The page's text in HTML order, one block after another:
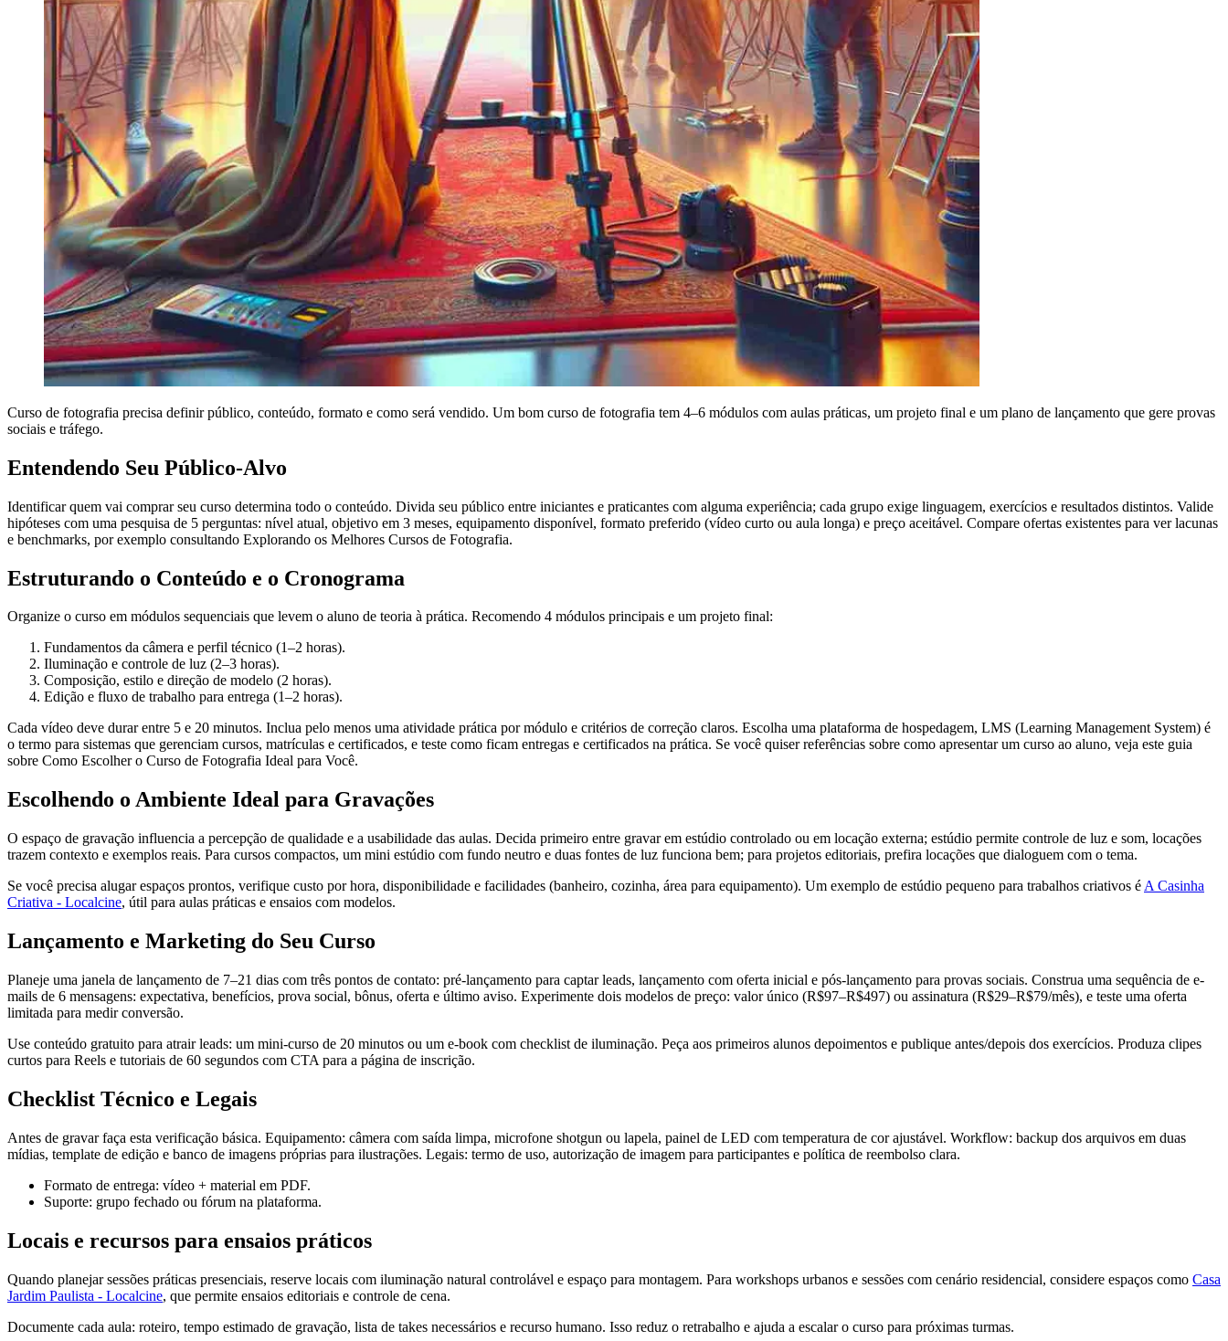
Curso de fotografia precisa definir público, conteúdo, formato e como será vendido. Um bom curso de fotografia tem 4–6 módulos com aulas práticas, um projeto final e um plano de lançamento que gere provas
sociais e tráfego.
Entendendo Seu Público-Alvo
Identificar quem vai comprar seu curso determina todo o conteúdo. Divida seu público entre iniciantes e praticantes com alguma experiência; cada grupo exige linguagem, exercícios e resultados distintos. Valide
hipóteses com uma pesquisa de 5 perguntas: nível atual, objetivo em 3 meses, equipamento disponível, formato preferido (vídeo curto ou aula longa) e preço aceitável. Compare ofertas existentes para ver lacunas
e benchmarks, por exemplo consultando Explorando os Melhores Cursos de Fotografia.
Estruturando o Conteúdo e o Cronograma
Organize o curso em módulos sequenciais que levem o aluno de teoria à prática. Recomendo 4 módulos principais e um projeto final:
Fundamentos da câmera e perfil técnico (1–2 horas).
Iluminação e controle de luz (2–3 horas).
Composição, estilo e direção de modelo (2 horas).
Edição e fluxo de trabalho para entrega (1–2 horas).
Cada vídeo deve durar entre 5 e 20 minutos. Inclua pelo menos uma atividade prática por módulo e critérios de correção claros. Escolha uma plataforma de hospedagem, LMS (Learning Management System) é
o termo para sistemas que gerenciam cursos, matrículas e certificados, e teste como ficam entregas e certificados na prática. Se você quiser referências sobre como apresentar um curso ao aluno, veja este guia
sobre Como Escolher o Curso de Fotografia Ideal para Você.
Escolhendo o Ambiente Ideal para Gravações
O espaço de gravação influencia a percepção de qualidade e a usabilidade das aulas. Decida primeiro entre gravar em estúdio controlado ou em locação externa; estúdio permite controle de luz e som, locações
trazem contexto e exemplos reais. Para cursos compactos, um mini estúdio com fundo neutro e duas fontes de luz funciona bem; para projetos editoriais, prefira locações que dialoguem com o tema.
Se você precisa alugar espaços prontos, verifique custo por hora, disponibilidade e facilidades (banheiro, cozinha, área para equipamento). Um exemplo de estúdio pequeno para trabalhos criativos é A Casinha
Criativa - Localcine, útil para aulas práticas e ensaios com modelos.
Lançamento e Marketing do Seu Curso
Planeje uma janela de lançamento de 7–21 dias com três pontos de contato: pré-lançamento para captar leads, lançamento com oferta inicial e pós-lançamento para provas sociais. Construa uma sequência de e-
mails de 6 mensagens: expectativa, benefícios, prova social, bônus, oferta e último aviso. Experimente dois modelos de preço: valor único (R$97–R$497) ou assinatura (R$29–R$79/mês), e teste uma oferta
limitada para medir conversão.
Use conteúdo gratuito para atrair leads: um mini-curso de 20 minutos ou um e-book com checklist de iluminação. Peça aos primeiros alunos depoimentos e publique antes/depois dos exercícios. Produza clipes
curtos para Reels e tutoriais de 60 segundos com CTA para a página de inscrição.
Checklist Técnico e Legais
Antes de gravar faça esta verificação básica. Equipamento: câmera com saída limpa, microfone shotgun ou lapela, painel de LED com temperatura de cor ajustável. Workflow: backup dos arquivos em duas
mídias, template de edição e banco de imagens próprias para ilustrações. Legais: termo de uso, autorização de imagem para participantes e política de reembolso clara.
Formato de entrega: vídeo + material em PDF.
Suporte: grupo fechado ou fórum na plataforma.
Locais e recursos para ensaios práticos
Quando planejar sessões práticas presenciais, reserve locais com iluminação natural controlável e espaço para montagem. Para workshops urbanos e sessões com cenário residencial, considere espaços como Casa
Jardim Paulista - Localcine, que permite ensaios editoriais e controle de cena.
Documente cada aula: roteiro, tempo estimado de gravação, lista de takes necessários e recurso humano. Isso reduz o retrabalho e ajuda a escalar o curso para próximas turmas.